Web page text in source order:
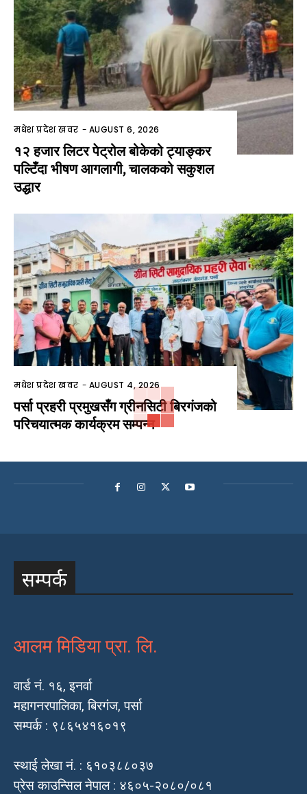
मधेश प्रदेश खवर - AUGUST 6, 2026
१२ हजार लिटर पेट्रोल बोकेको ट्याङ्कर
पल्टिँदा भीषण आगलागी, चालकको सकुशल
उद्धार
मधेश प्रदेश खवर - AUGUST 4, 2026
पर्सा प्रहरी प्रमुखसँग ग्रीनसिटी बिरगंजको
परिचयात्मक कार्यक्रम सम्पन्न
सम्पर्क
आलम मिडिया प्रा. लि.
वार्ड नं. १६, इनर्वा
महागनरपालिका, बिरगंज, पर्सा
सम्पर्क : ९८६५४१६०१९
स्थाई लेखा नं. : ६१०३८८०३७
प्रेस काउन्सिल नेपाल : ४६०५-२०८०/०८१